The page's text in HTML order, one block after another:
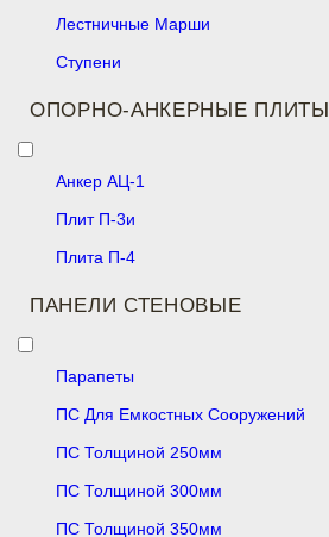
Лестничные Марши
Ступени
ОПОРНО-АНКЕРНЫЕ ПЛИТЫ
Анкер АЦ-1
Плит П-3и
Плита П-4
ПАНЕЛИ СТЕНОВЫЕ
Парапеты
ПС Для Емкостных Сооружений
ПС Толщиной 250мм
ПС Толщиной 300мм
ПС Толщиной 350мм